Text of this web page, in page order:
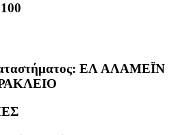
ΕΛ ΑΛΑΜΕΪΝ